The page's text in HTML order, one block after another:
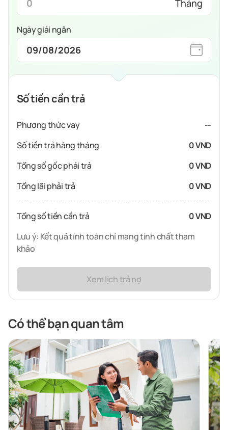
Tháng
Ngày giải ngân
Số tiền cần trả
Phương thức vay
--
Số tiền trả hàng tháng
0 VND
Tổng số gốc phải trả
0 VND
Tổng lãi phải trả
0 VND
Tổng số tiền cần trả
0 VND
Lưu ý: Kết quả tính toán chỉ mang tính chất tham
khảo
Xem lịch trả nợ
Có thể bạn quan tâm